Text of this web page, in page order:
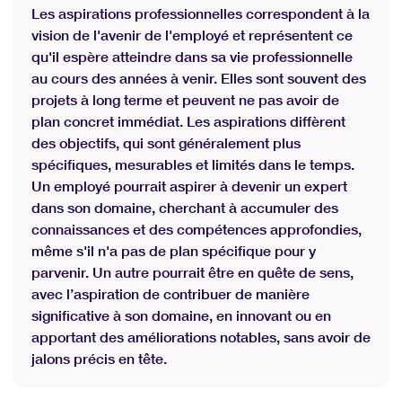
aspirations de carrière avec les objectifs
de l’entreprise ?
Evaluez les performances et définissez des
objectifs grâce à notre modèle gratuit
d'entretien annuel
Les aspirations professionnelles correspondent à la
vision de l'avenir de l'employé et représentent ce
qu'il espère atteindre dans sa vie professionnelle
au cours des années à venir. Elles sont souvent des
projets à long terme et peuvent ne pas avoir de
plan concret immédiat. Les aspirations diffèrent
des objectifs, qui sont généralement plus
spécifiques, mesurables et limités dans le temps.
Un employé pourrait aspirer à devenir un expert
dans son domaine, cherchant à accumuler des
connaissances et des compétences approfondies,
même s'il n'a pas de plan spécifique pour y
parvenir. Un autre pourrait être en quête de sens,
avec l’aspiration de contribuer de manière
significative à son domaine, en innovant ou en
apportant des améliorations notables, sans avoir de
jalons précis en tête.